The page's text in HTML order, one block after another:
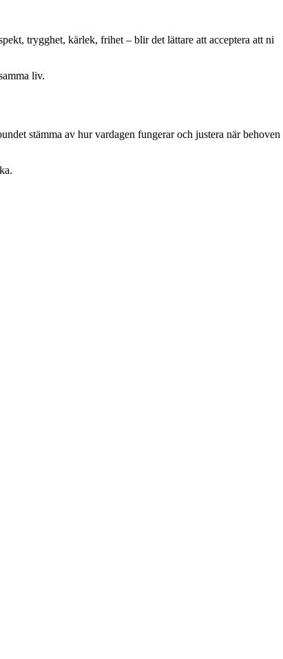
trygghet, kärlek, frihet – blir det lättare att acceptera att ni
liv.
stämma av hur vardagen fungerar och justera när behoven